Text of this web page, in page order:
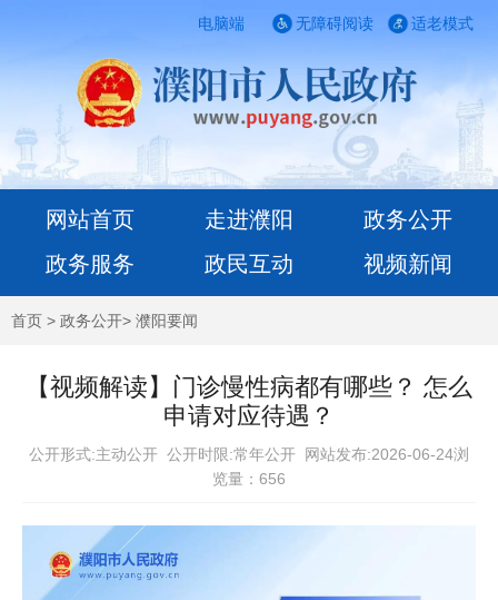
电脑端 适老模式
无障碍阅读
网站首页 走进濮阳
政务公开
政务服务
政民互动 视频新闻
首页 > 政务公开> 濮阳要闻
【视频解读】门诊慢性病都有哪些？ 怎么
申请对应待遇？
公开形式:主动公开 公开时限:常年公开
网站发布:2026-06-24浏
览量： 656